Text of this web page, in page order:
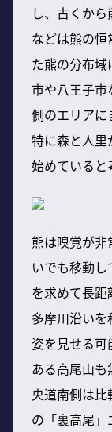
し、古くか
などは熊の
た熊の分布
市や八王子市
側のエリアに
特に森と人里
始めていると
熊は嗅覚が
いでも移動
を求めて長距
多摩川沿い
姿を見せる可
ある高尾山
央道南側は比
の「裏高尾